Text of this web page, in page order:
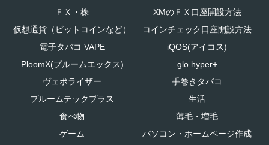
ＦＸ・株
XMのＦＸ口座開設方法
仮想通貨（ビットコインなど）
コインチェック口座開設方法
電子タバコ VAPE
iQOS(アイコス)
PloomX(プルームエックス)
glo hyper+
ヴェポライザー
手巻きタバコ
プルームテックプラス
生活
食べ物
薄毛・増毛
ゲーム
パソコン・ホームページ作成